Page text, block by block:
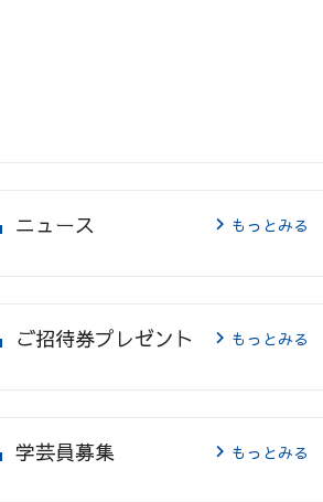
ニュース もっとみる
ご招待券プレゼント もっとみる
学芸員募集 もっとみる